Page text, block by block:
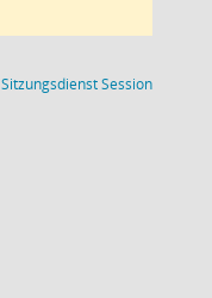
SitzungsdienstSession(Wird in